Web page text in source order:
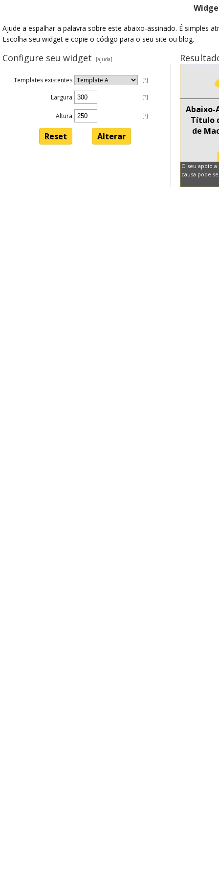
Ajude a espalhar a palavra sobre este abaixo-assinado. É simples
Escolha seu widget e copie o código para o seu site ou blog.
Configure seu widget [ajuda]
Templates existentes [?]
Largura [?]
Altura [?]